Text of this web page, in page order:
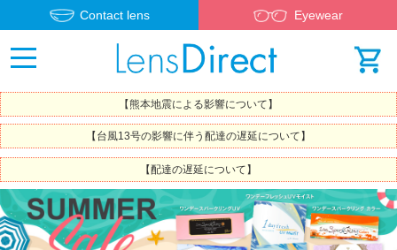
Contact lens Eyewear
【熊本地震による影響について】
【台風13号の影響に伴う配達の遅延について】
【配達の遅延について】